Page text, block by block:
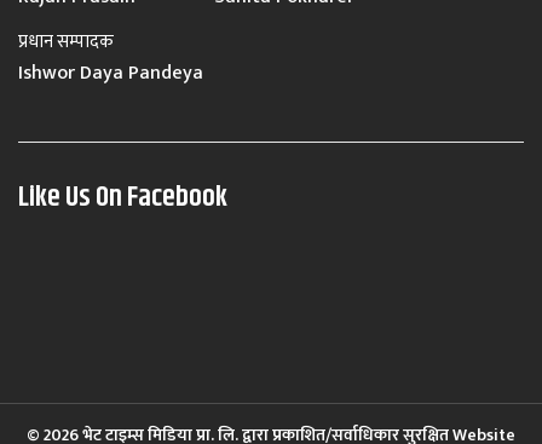
प्रधान सम्पादक
Ishwor Daya Pandeya
Like Us On Facebook
© 2026 भेट टाइम्स मिडिया प्रा. लि. द्वारा प्रकाशित/सर्वाधिकार सुरक्षित Website